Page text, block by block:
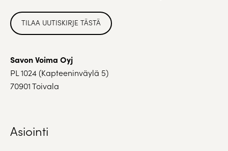
TILAA UUTISKIRJE TÄSTÄ
Savon Voima Oyj
PL 1024 (Kapteeninväylä 5)
70901 Toivala
Asiointi